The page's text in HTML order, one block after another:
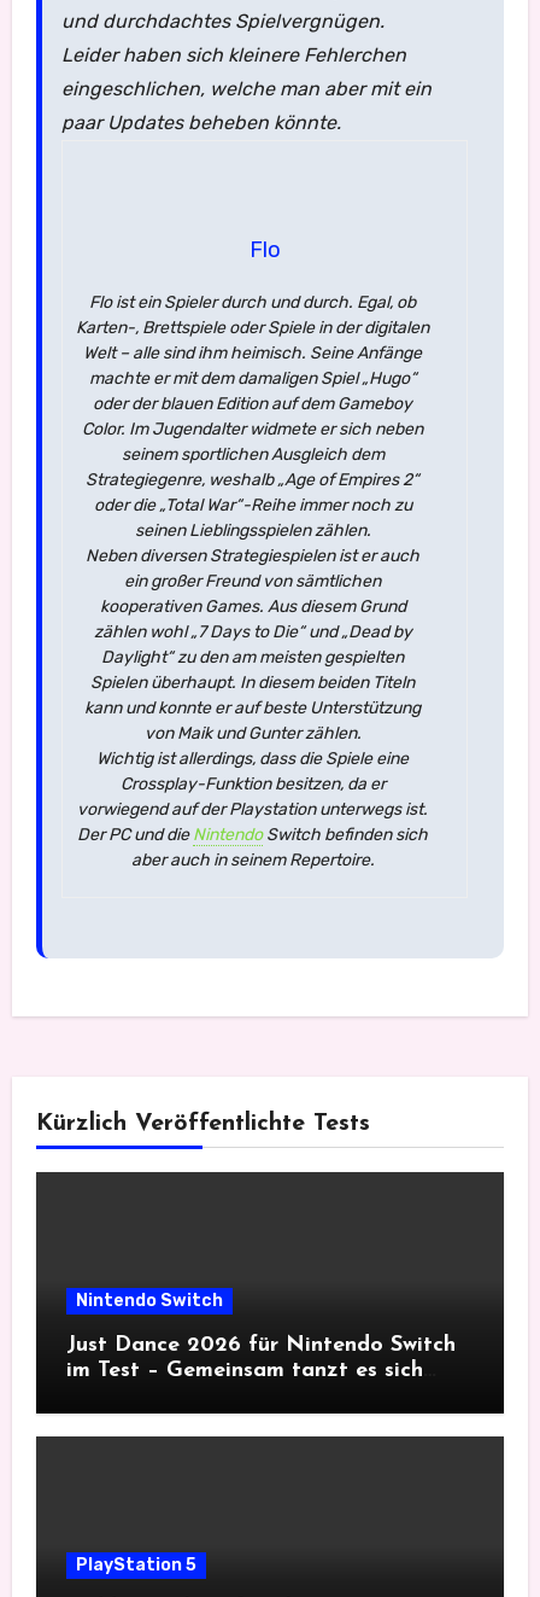
und durchdachtes Spielvergnügen.
Leider haben sich kleinere Fehlerchen
eingeschlichen, welche man aber mit ein
paar Updates beheben könnte.
Flo
Flo ist ein Spieler durch und durch. Egal, ob
Karten-, Brettspiele oder Spiele in der digitalen
Welt – alle sind ihm heimisch. Seine Anfänge
machte er mit dem damaligen Spiel „Hugo“
oder der blauen Edition auf dem Gameboy
Color. Im Jugendalter widmete er sich neben
seinem sportlichen Ausgleich dem
Strategiegenre, weshalb „Age of Empires 2“
oder die „Total War“-Reihe immer noch zu
seinen Lieblingsspielen zählen.
Neben diversen Strategiespielen ist er auch
ein großer Freund von sämtlichen
kooperativen Games. Aus diesem Grund
zählen wohl „7 Days to Die“ und „Dead by
Daylight“ zu den am meisten gespielten
Spielen überhaupt. In diesem beiden Titeln
kann und konnte er auf beste Unterstützung
von Maik und Gunter zählen.
Wichtig ist allerdings, dass die Spiele eine
Crossplay-Funktion besitzen, da er
vorwiegend auf der Playstation unterwegs ist.
Der PC und dieNintendoSwitch befinden sich
aber auch in seinem Repertoire.
Kürzlich Veröffentlichte Tests
Nintendo Switch
Just Dance 2026 für Nintendo Switch
im Test – Gemeinsam tanzt es sich
PlayStation 5